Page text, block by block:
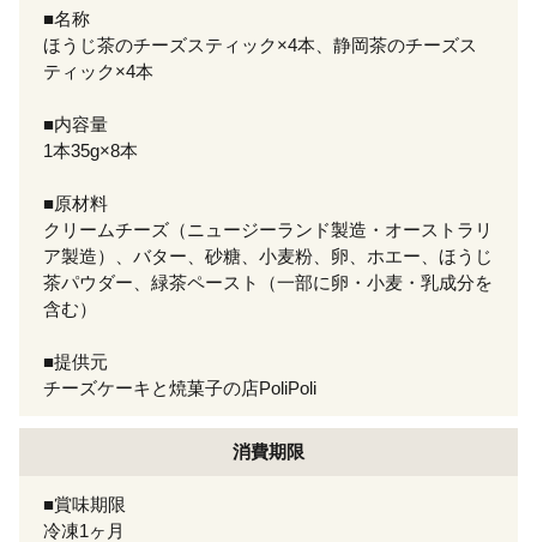
■名称
ほうじ茶のチーズスティック×4本、静岡茶のチーズス
ティック×4本
■内容量
1本35g×8本
■原材料
クリームチーズ（ニュージーランド製造・オーストラリ
ア製造）、バター、砂糖、小麦粉、卵、ホエー、ほうじ
茶パウダー、緑茶ペースト（一部に卵・小麦・乳成分を
含む）
■提供元
チーズケーキと焼菓子の店PoliPoli
消費期限
■賞味期限
冷凍1ヶ月